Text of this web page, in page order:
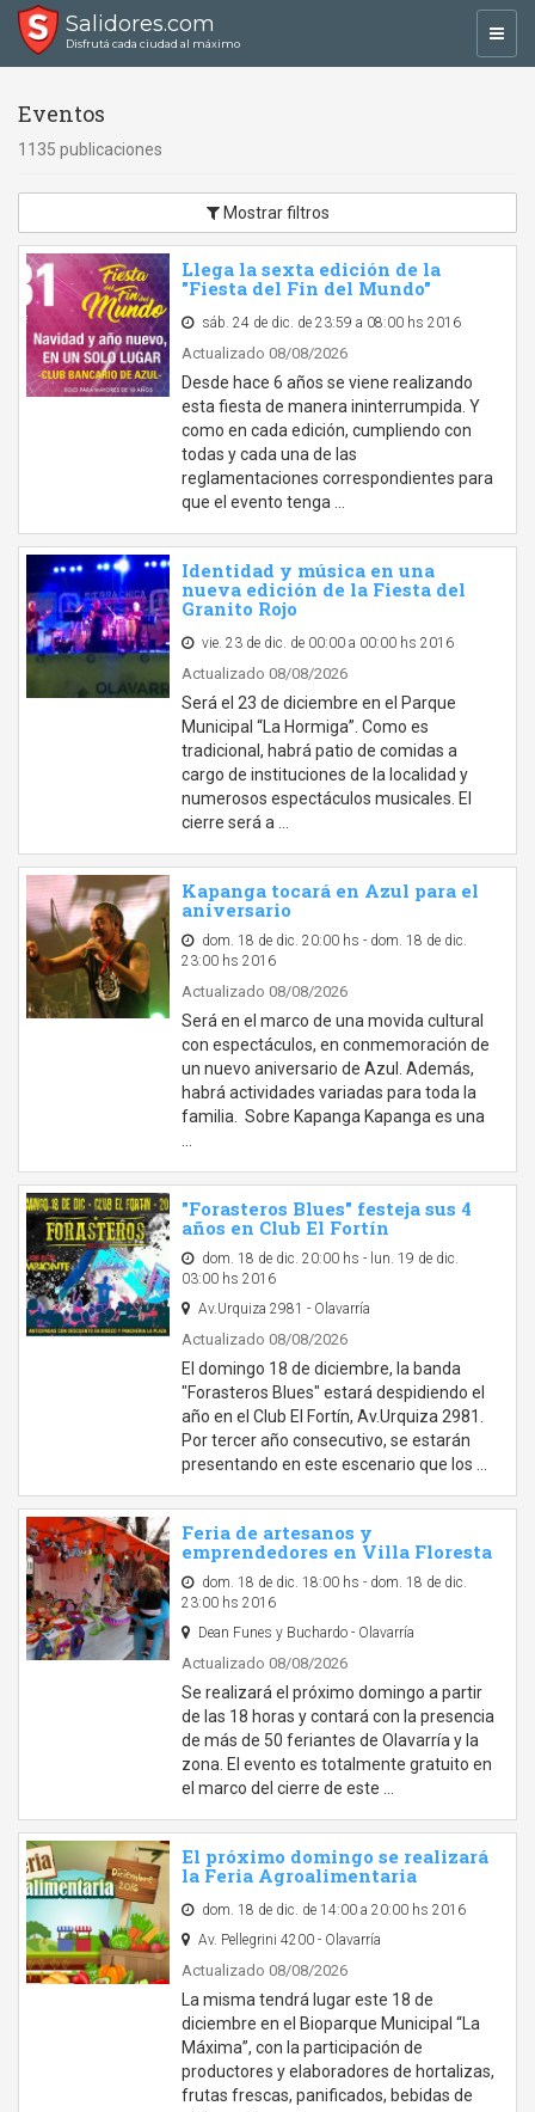
Salidores.com
Disfrutá cada ciudad al máximo
Eventos
1135 publicaciones
Mostrar filtros
Llega la sexta edición de la
"Fiesta del Fin del Mundo"
sáb. 24 de dic. de 23:59 a 08:00 hs 2016
Actualizado 08/08/2026
Desde hace 6 años se viene realizando
esta fiesta de manera ininterrumpida. Y
como en cada edición, cumpliendo con
todas y cada una de las
reglamentaciones correspondientes para
que el evento tenga …
Identidad y música en una
nueva edición de la Fiesta del
Granito Rojo
vie. 23 de dic. de 00:00 a 00:00 hs 2016
Actualizado 08/08/2026
Será el 23 de diciembre en el Parque
Municipal “La Hormiga”. Como es
tradicional, habrá patio de comidas a
cargo de instituciones de la localidad y
numerosos espectáculos musicales. El
cierre será a …
Kapanga tocará en Azul para el
aniversario
dom. 18 de dic. 20:00 hs - dom. 18 de dic.
23:00 hs 2016
Actualizado 08/08/2026
Será en el marco de una movida cultural
con espectáculos, en conmemoración de
un nuevo aniversario de Azul. Además,
habrá actividades variadas para toda la
familia. Sobre Kapanga Kapanga es una
"Forasteros Blues" festeja sus 4
años en Club El Fortín
dom. 18 de dic. 20:00 hs - lun. 19 de dic.
03:00 hs 2016
Av.Urquiza 2981 - Olavarría
Actualizado 08/08/2026
El domingo 18 de diciembre, la banda
"Forasteros Blues" estará despidiendo el
año en el Club El Fortín, Av.Urquiza 2981.
Por tercer año consecutivo, se estarán
presentando en este escenario que los …
Feria de artesanos y
emprendedores en Villa Floresta
dom. 18 de dic. 18:00 hs - dom. 18 de dic.
23:00 hs 2016
Dean Funes y Buchardo - Olavarría
Actualizado 08/08/2026
Se realizará el próximo domingo a partir
de las 18 horas y contará con la presencia
de más de 50 feriantes de Olavarría y la
zona. El evento es totalmente gratuito en
el marco del cierre de este …
El próximo domingo se realizará
la Feria Agroalimentaria
dom. 18 de dic. de 14:00 a 20:00 hs 2016
Av. Pellegrini 4200 - Olavarría
Actualizado 08/08/2026
La misma tendrá lugar este 18 de
diciembre en el Bioparque Municipal “La
Máxima”, con la participación de
productores y elaboradores de hortalizas,
frutas frescas, panificados, bebidas de